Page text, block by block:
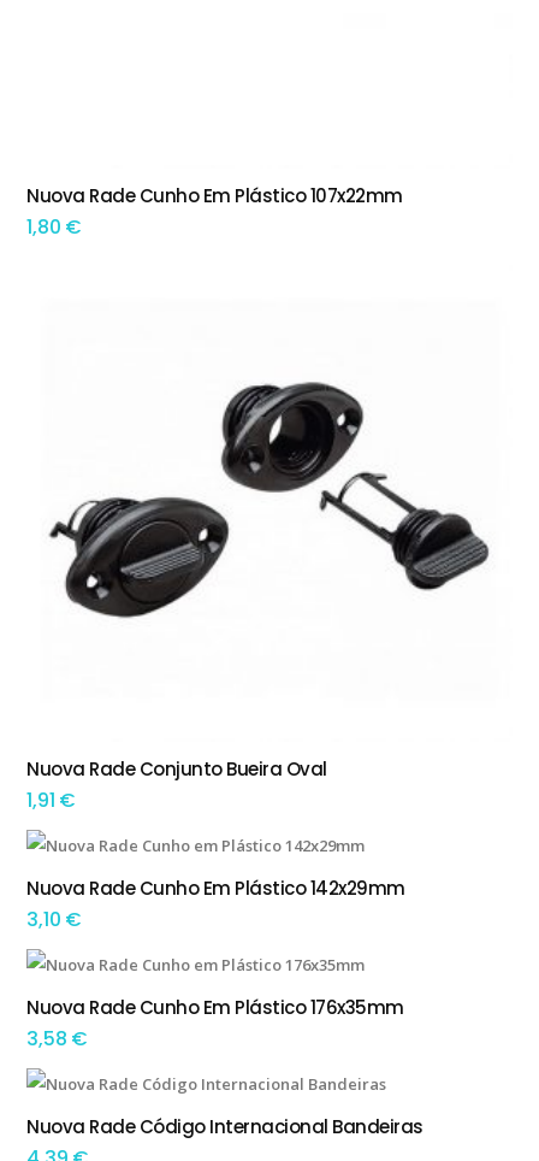
TEM OPÇÕES
Nuova Rade Cunho Em Plástico 107x22mm
1,80 €
TEM OPÇÕES
Nuova Rade Conjunto Bueira Oval
1,91 €
TEM OPÇÕES
Nuova Rade Cunho Em Plástico 142x29mm
3,10 €
TEM OPÇÕES
Nuova Rade Cunho Em Plástico 176x35mm
3,58 €
ADICIONAR
Nuova Rade Código Internacional Bandeiras